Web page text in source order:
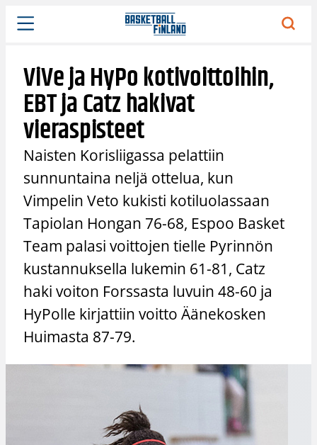
Siirry
sisältöön
ViVe ja HyPo kotivoittoihin,
EBT ja Catz hakivat
vieraspisteet
Naisten Korisliigassa pelattiin
sunnuntaina neljä ottelua, kun
Vimpelin Veto kukisti kotiluolassaan
Tapiolan Hongan 76-68, Espoo Basket
Team palasi voittojen tielle Pyrinnön
kustannuksella lukemin 61-81, Catz
haki voiton Forssasta luvuin 48-60 ja
HyPolle kirjattiin voitto Äänekosken
Huimasta 87-79.